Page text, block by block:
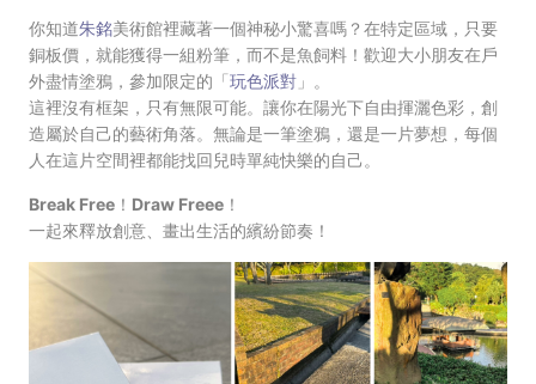
你知道朱銘美術館裡藏著一個神秘小驚喜嗎？在特定區域，只要
銅板價，就能獲得一組粉筆，而不是魚飼料！歡迎大小朋友在戶
外盡情塗鴉，參加限定的「玩色派對 」。
這裡沒有框架，只有無限可能。讓你在陽光下自由揮灑色彩，創
造屬於自己的藝術角落。無論是一筆塗鴉，還是一片夢想，每個
人在這片空間裡都能找回兒時單純快樂的自己。
Break Free！Draw Freee！
一起來釋放創意、畫出生活的繽紛節奏！